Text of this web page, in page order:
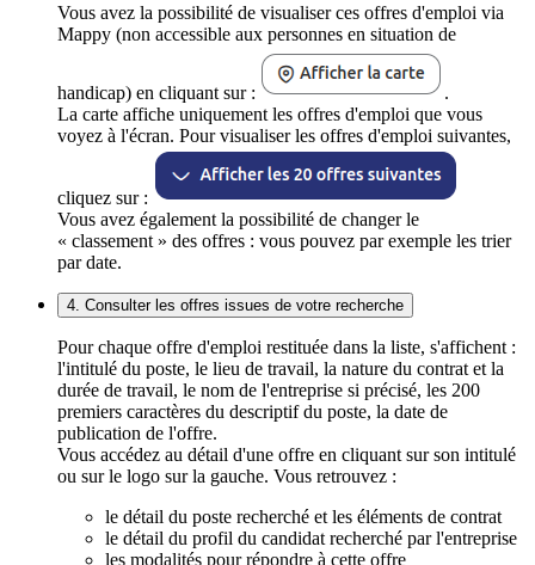
Vous avez la possibilité de visualiser ces offres d'emploi via
Mappy (non accessible aux personnes en situation de
handicap) en cliquant sur :
.
La carte affiche uniquement les offres d'emploi que vous
voyez à l'écran. Pour visualiser les offres d'emploi suivantes,
cliquez sur :
Vous avez également la possibilité de changer le
« classement » des offres : vous pouvez par exemple les trier
par date.
4. Consulter les offres issues de votre recherche
Pour chaque offre d'emploi restituée dans la liste, s'affichent :
l'intitulé du poste, le lieu de travail, la nature du contrat et la
durée de travail, le nom de l'entreprise si précisé, les 200
premiers caractères du descriptif du poste, la date de
publication de l'offre.
Vous accédez au détail d'une offre en cliquant sur son intitulé
ou sur le logo sur la gauche. Vous retrouvez :
le détail du poste recherché et les éléments de contrat
le détail du profil du candidat recherché par l'entreprise
les modalités pour répondre à cette offre